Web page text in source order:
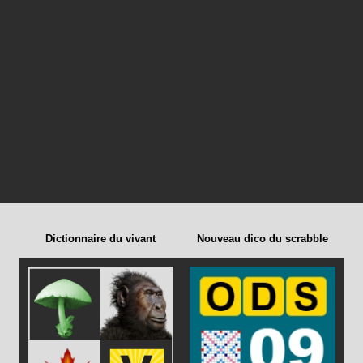
Dictionnaire du vivant Nouveau dico du scrabble